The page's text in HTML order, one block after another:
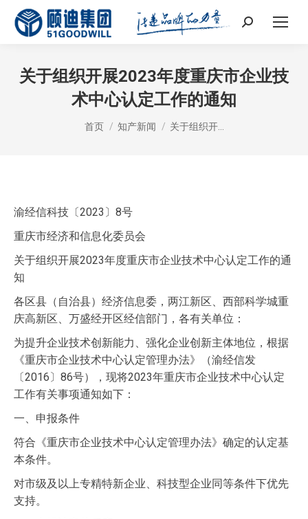
Search:
关于组织开展2023年度重庆市企业技
术中心认定工作的通知
您在这里：
首页 知产新闻 关于组织开…
渝经信科技〔2023〕8号
重庆市经济和信息化委员会
关于组织开展2023年度重庆市企业技术中心认定工作的通
知
各区县（自治县）经济信息委，两江新区、西部科学城重
庆高新区、万盛经开区经信部门，各有关单位：
为提升企业技术创新能力、强化企业创新主体地位，根据
《重庆市企业技术中心认定管理办法》（渝经信发
〔2016〕86号），现将2023年重庆市企业技术中心认定
工作有关事项通知如下：
一、申报条件
符合《重庆市企业技术中心认定管理办法》确定的认定基
本条件。
对市级及以上专精特新企业、科技型企业同等条件下优先
支持。